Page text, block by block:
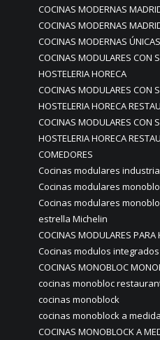
COCINAS MODERNAS
COCINAS MODERNAS
COCINAS MODERNAS
COCINAS MODULARES CON
HOSTELERIA HORECA
COCINAS MODULARES CON
HOSTELERIA HORECA
COCINAS MODULARES CON
HOSTELERIA HORECA
COMEDORES
Cocinas modulares
Cocinas modulares
Cocinas modulares
estrella Michelin
COCINAS MODULARES PARA
Cocinas modulos
COCINAS MONOBLOC
cocinas monobloc
cocinas monoblock
cocinas monoblock a medida
COCINAS MONOBLOCK A